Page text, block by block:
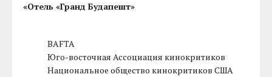
«Отель «Гранд Будапешт»
BAFTA
Юго-восточная Ассоциация кинокритиков
Национальное общество кинокритиков США